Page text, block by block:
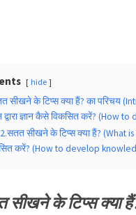
hide
सीखने के टिप्स क्या हैं? का परिचय
ज्ञान कैसे विकसित करें? (How
2.सतत सीखने के टिप्स क्या हैं? (What
करें? (How to develop
सीखने के टिप्स क्या